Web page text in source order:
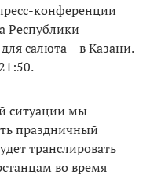
конференции
Республики
салюта – в Казани.
ситуации мы
праздничный
транслировать
во время